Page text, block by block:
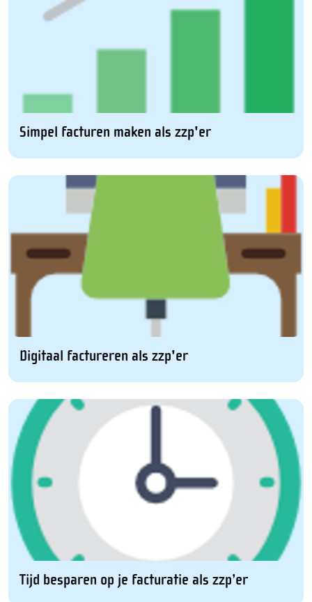
Simpel facturen maken als zzp'er
Digitaal factureren als zzp'er
Tijd besparen op je facturatie als zzp’er